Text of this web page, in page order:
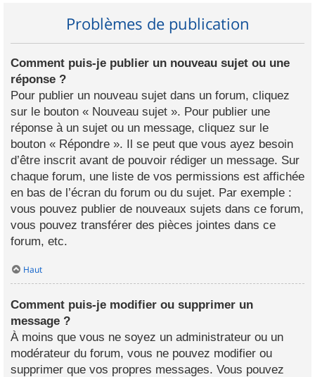
Problèmes de publication
Comment puis-je publier un nouveau sujet ou une
réponse ?
Pour publier un nouveau sujet dans un forum, cliquez
sur le bouton « Nouveau sujet ». Pour publier une
réponse à un sujet ou un message, cliquez sur le
bouton « Répondre ». Il se peut que vous ayez besoin
d’être inscrit avant de pouvoir rédiger un message. Sur
chaque forum, une liste de vos permissions est affichée
en bas de l’écran du forum ou du sujet. Par exemple :
vous pouvez publier de nouveaux sujets dans ce forum,
vous pouvez transférer des pièces jointes dans ce
forum, etc.
Haut
Comment puis-je modifier ou supprimer un
message ?
À moins que vous ne soyez un administrateur ou un
modérateur du forum, vous ne pouvez modifier ou
supprimer que vos propres messages. Vous pouvez